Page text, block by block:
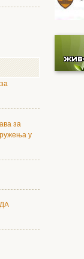
за
у